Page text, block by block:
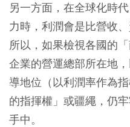
另一方面，在全球化時
力時，利潤會是比營收
所以，如果檢視各國的
企業的營運總部所在地
導地位（以利潤率作為
的指揮權」或疆繩，仍
手中。